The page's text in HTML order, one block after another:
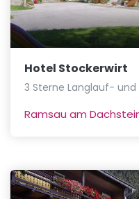
Hotel Stockerwirt
3 Sterne Langlauf-
Ramsau am